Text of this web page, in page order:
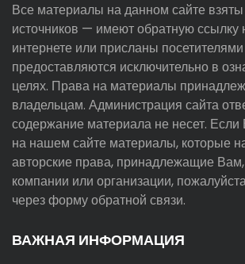
Все материалы на данном сайте
источников — имеют обратную ссылку
интернете или присланы
предоставляются исключительно в
целях. Права на материалы
владельцам. Администрация сайта
содержание материала не несет.
на нашем сайте материалы, которые
авторские права, принадлежащие
компании или организации,
через форму обратной связи.
ВАЖНАЯ ИНФОРМАЦИЯ